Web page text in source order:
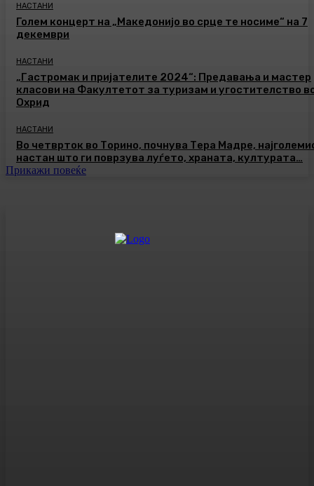
НАСТАНИ
Голем концерт на „Македонијо во срце те носиме“ на 7
декември
НАСТАНИ
„Гастромак и пријателите 2024“: Предавања и мастер
класови на Факултетот за туризам и угостителство
Охрид
НАСТАНИ
Во четврток во Торино, почнува Тера Мадре,
настан што ги поврзува луѓето, храната, културата…
Прикажи повеќе